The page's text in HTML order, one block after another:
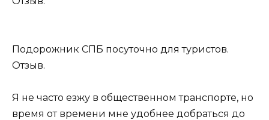
Подорожник СПБ посуточно для туристов.
Отзыв.
Я не часто езжу в общественном транспорте, но
время от времени мне удобнее добраться до